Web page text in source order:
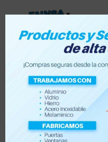
Lista de deseos
0